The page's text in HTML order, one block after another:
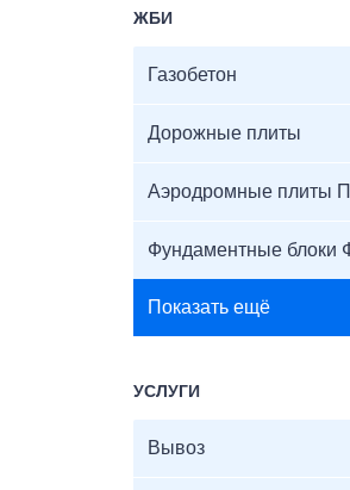
ЖБИ
Газобетон
Дорожные плиты
Аэродромные плиты
Фундаментные блоки
Показать ещё
УСЛУГИ
Вывоз